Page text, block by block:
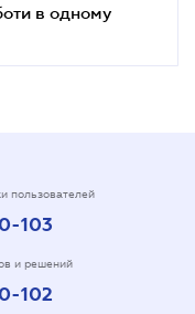
в одному
пользователей
103
и решений
102